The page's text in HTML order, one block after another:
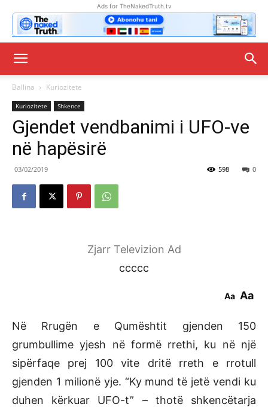
Ads for TheNakedTruth.tv
Ballina Kuriozitete
Kuriozitete Shkence
Gjendet vendbanimi i UFO-ve
në hapësirë
03/02/2019 0
598
Zjarr Televizion Ad
ccccc
Aa Aa
Në Rrugën e Qumështit gjenden 150
grumbullime yjesh në formë rrethi, ku në një
sipërfaqe prej 100 vite dritë rreth e rrotull
gjenden 1 milionë yje. “Ky mund të jetë vendi ku
duhen kërkuar UFO-t” – thotë shkencëtarja